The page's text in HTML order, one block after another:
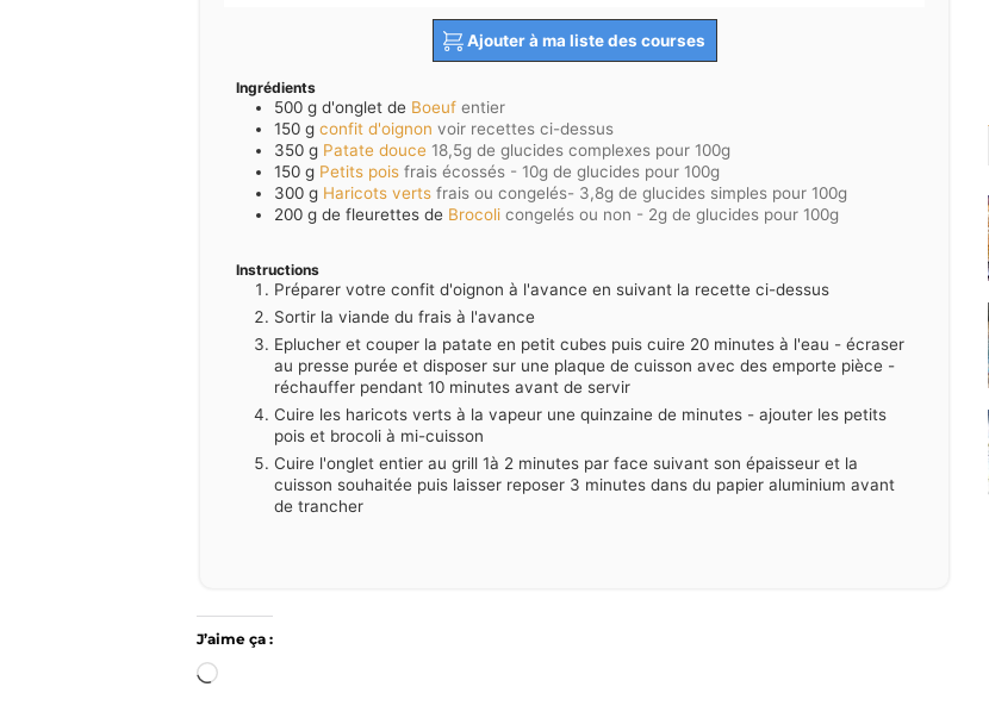
Ajouter à ma liste des courses
Ingrédients
500 g d'onglet de Boeuf entier
150 g confit d'oignon voir recettes ci-dessus
350 g Patate douce 18,5g de glucides complexes pour 100g
150 g Petits pois frais écossés - 10g de glucides pour 100g
300 g Haricots verts frais ou congelés- 3,8g de glucides simples pour 100g
200 g de fleurettes de Brocoli congelés ou non - 2g de glucides pour 100g
Instructions
Préparer votre confit d'oignon à l'avance en suivant la recette ci-dessus
Sortir la viande du frais à l'avance
Eplucher et couper la patate en petit cubes puis cuire 20 minutes à l'eau - écraser
au presse purée et disposer sur une plaque de cuisson avec des emporte pièce -
réchauffer pendant 10 minutes avant de servir
Cuire les haricots verts à la vapeur une quinzaine de minutes - ajouter les petits
pois et brocoli à mi-cuisson
Cuire l'onglet entier au grill 1à 2 minutes par face suivant son épaisseur et la
cuisson souhaitée puis laisser reposer 3 minutes dans du papier aluminium avant
de trancher
J’aime ça :
Chargement…